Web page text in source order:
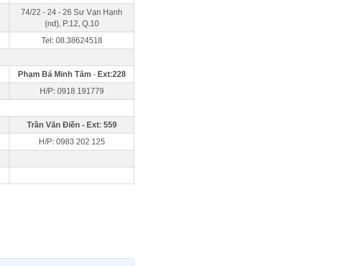
74/22 - 24 - 26 Sư Vạn Hạnh
(nd), P.12, Q.10
Tel: 08.38624518
Phạm Bá Minh Tâm - Ext:228
H/P: 0918 191779
Trần Văn Điền - Ext: 559
H/P: 0983 202 125